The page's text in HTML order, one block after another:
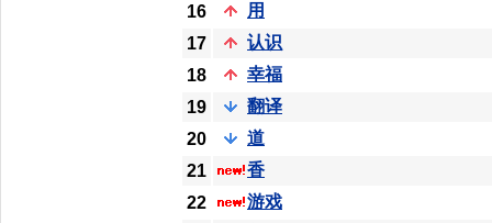
16
用
17
认识
18
幸福
19
翻译
20
道
21
香
22
游戏